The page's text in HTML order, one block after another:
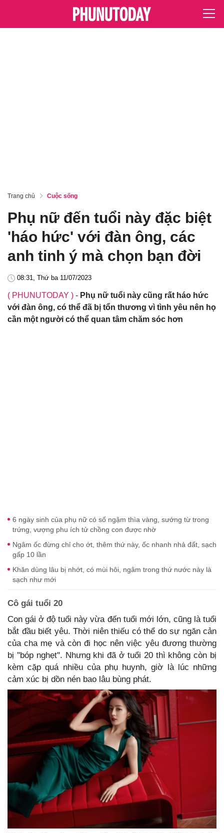
Trang chủ Cuộc sống
Phụ nữ đến tuổi này đặc biệt
'háo hức' với đàn ông, các
anh tinh ý mà chọn bạn đời
08:31, Thứ ba 11/07/2023
( PHUNUTODAY ) - Phụ nữ tuổi này cũng rất háo hức
với đàn ông, có thể đã bị tổn thương vì tình yêu nên họ
cần một người có thể quan tâm chăm sóc hơn
6 ngày sinh của phụ nữ có số ngậm thìa vàng, sướng từ trong
trứng, vượng phu ích tử chồng con được nhờ
Ngâm ốc đừng chỉ cho ớt, thêm thứ này, ốc nhanh nhả đất, sạch
gấp 10 lần
Khăn dùng lâu bị nhớt, có mùi hôi, ngâm trong thứ nước này là
sạch như mới
Cô gái tuổi 20
Con gái ở độ tuổi này vừa đến tuổi mới lớn, cũng là tuổi
bắt đầu biết yêu. Thời niên thiếu có thể do sự ngăn cản
của cha mẹ và còn đi học nên việc yêu đương thường
bị ''bóp nghẹt''. Nhưng khi đã ở tuổi 20 thì không còn bị
kèm cặp quá nhiều của phụ huynh, giờ là lúc những
cảm xúc bị dồn nén bao lâu bùng phát.